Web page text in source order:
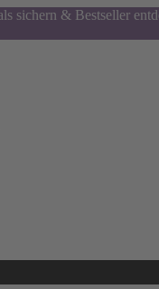
sichern & Bestseller